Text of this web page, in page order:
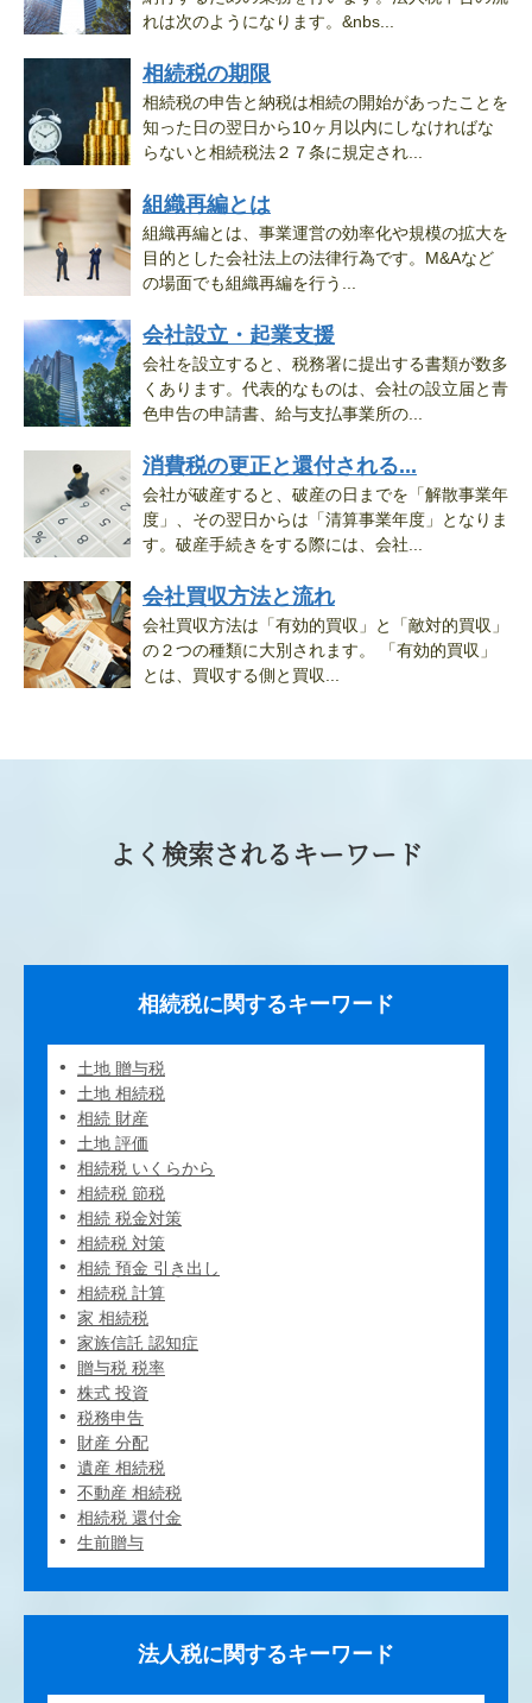
れは次のようになります。&nbs...
相続税の期限
相続税の申告と納税は相続の開始があったことを
知った日の翌日から10ヶ月以内にしなければな
らないと相続税法２７条に規定され...
組織再編とは
組織再編とは、事業運営の効率化や規模の拡大を
目的とした会社法上の法律行為です。M&Aなど
の場面でも組織再編を行う...
会社設立・起業支援
会社を設立すると、税務署に提出する書類が数多
くあります。代表的なものは、会社の設立届と青
色申告の申請書、給与支払事業所の...
消費税の更正と還付される...
会社が破産すると、破産の日までを「解散事業年
度」、その翌日からは「清算事業年度」となりま
す。破産手続きをする際には、会社...
会社買収方法と流れ
会社買収方法は「有効的買収」と「敵対的買収」
の２つの種類に大別されます。 「有効的買収」
とは、買収する側と買収...
よく検索されるキーワード
相続税に関するキーワード
土地 贈与税
土地 相続税
相続 財産
土地 評価
相続税 いくらから
相続税 節税
相続 税金対策
相続税 対策
相続 預金 引き出し
相続税 計算
家 相続税
家族信託 認知症
贈与税 税率
株式 投資
税務申告
財産 分配
遺産 相続税
不動産 相続税
相続税 還付金
生前贈与
法人税に関するキーワード